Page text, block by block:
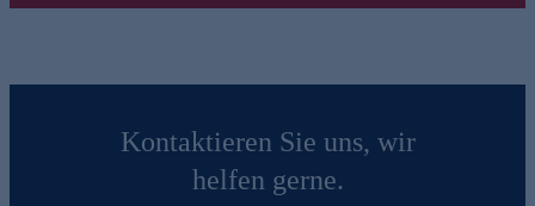
Kontaktieren Sie uns, wir
helfen gerne.